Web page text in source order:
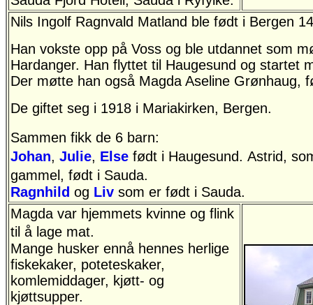
Nils Ingolf Ragnvald Matland ble født i Bergen
Han vokste opp på Voss og ble utdannet som
Hardanger. Han flyttet til Haugesund og startet
Der møtte han også Magda Aseline Grønhaug,
De giftet seg i 1918 i Mariakirken, Bergen.
Sammen fikk de 6 barn:
Johan, Julie, Else født i Haugesund. Astrid,
gammel, født i Sauda.
Ragnhild og Liv som er født i Sauda.
Magda var hjemmets kvinne og flink
til å lage mat.
Mange husker ennå hennes herlige
fiskekaker, poteteskaker,
komlemiddager, kjøtt- og
kjøttsupper.